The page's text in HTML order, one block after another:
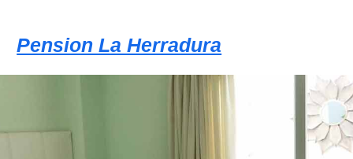
Pension La Herradura